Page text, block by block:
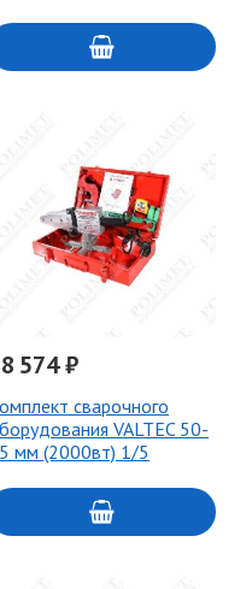
574 ₽
сварочного
VALTEC 50-
мм (2000вт) 1/5